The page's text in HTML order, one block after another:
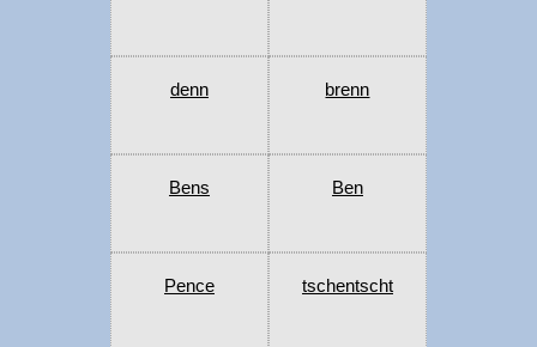
denn brenn
Bens Ben
Pence tschentscht